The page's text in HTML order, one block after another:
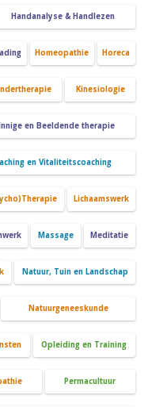
Handanalyse & Handlezen
Homeopathie Horeca
Kinesiologie
en Beeldende therapie
en Vitaliteitscoaching
Lichaamswerk
Massage Meditatie
Natuur, Tuin en Landschap
Natuurgeneeskunde
Opleiding en Training
Permacultuur